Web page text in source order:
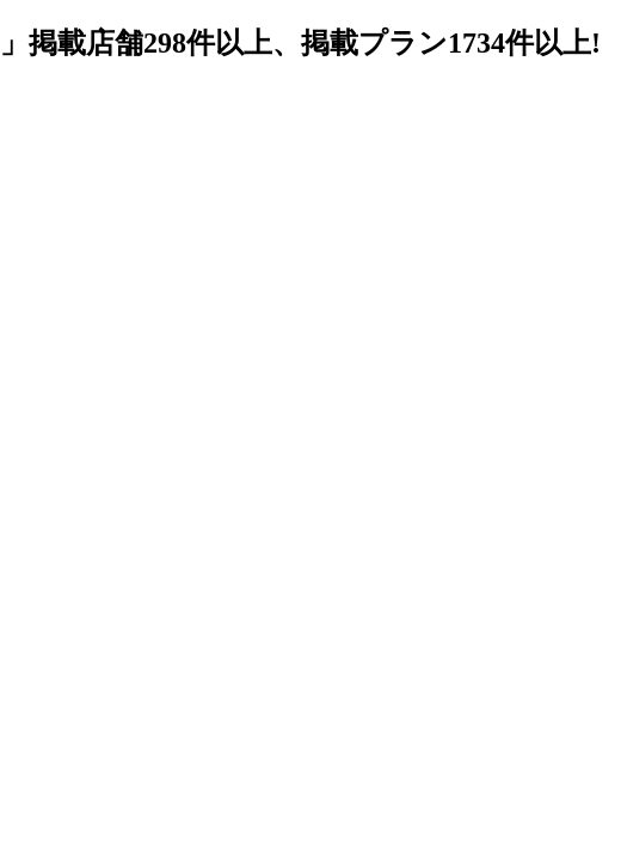
載店舗298件以上、掲載プラン1734件以上!